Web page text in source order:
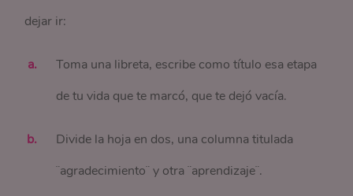
dejar ir:
Toma una libreta, escribe como título esa etapa
de tu vida que te marcó, que te dejó vacía.
Divide la hoja en dos, una columna titulada
¨agradecimiento¨ y otra ¨aprendizaje¨.